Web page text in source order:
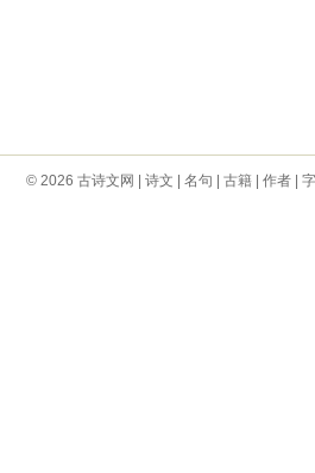
© 2026 古诗文网 诗文 名句 古籍| 作者|